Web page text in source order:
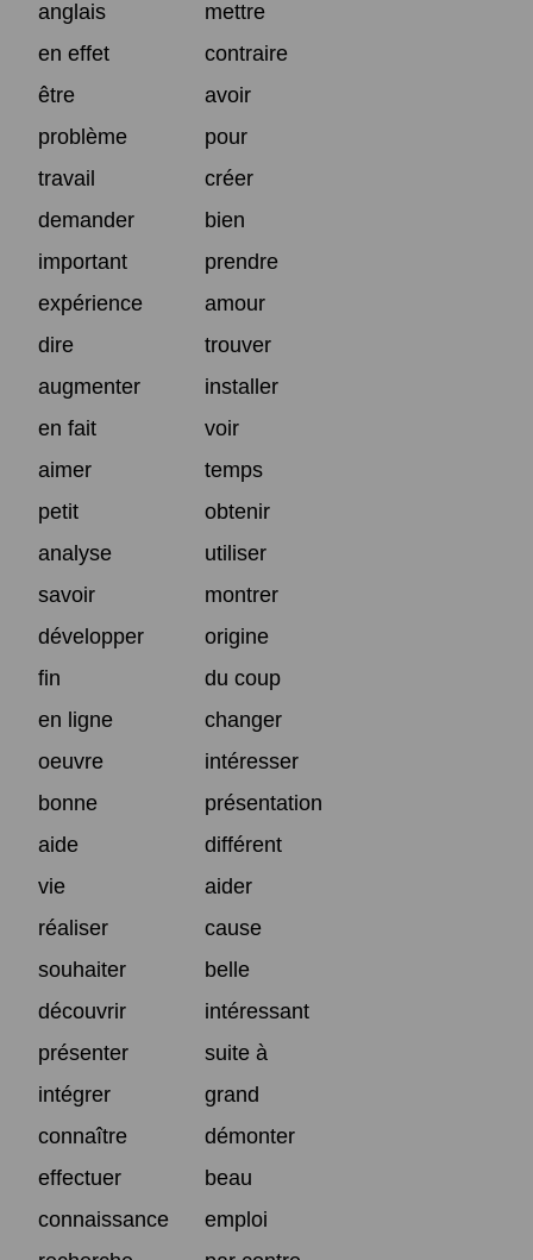
anglais
mettre
en effet
contraire
être
avoir
problème
pour
travail
créer
demander
bien
important
prendre
expérience
amour
dire
trouver
augmenter
installer
en fait
voir
aimer
temps
petit
obtenir
analyse
utiliser
savoir
montrer
développer
origine
fin
du coup
en ligne
changer
oeuvre
intéresser
bonne
présentation
aide
différent
vie
aider
réaliser
cause
souhaiter
belle
découvrir
intéressant
présenter
suite à
intégrer
grand
connaître
démonter
effectuer
beau
connaissance
emploi